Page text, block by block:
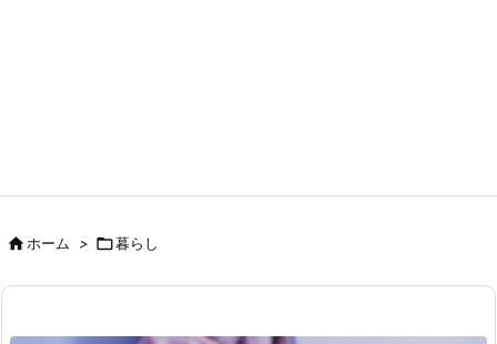
ホーム > 暮らし